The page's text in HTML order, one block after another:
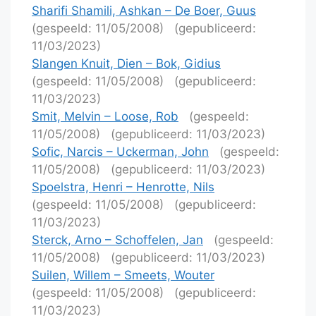
Sharifi Shamili, Ashkan – De Boer, Guus
(gespeeld: 11/05/2008)
(gepubliceerd:
11/03/2023)
Slangen Knuit, Dien – Bok, Gidius
(gespeeld: 11/05/2008)
(gepubliceerd:
11/03/2023)
Smit, Melvin – Loose, Rob
(gespeeld:
11/05/2008)
(gepubliceerd: 11/03/2023)
Sofic, Narcis – Uckerman, John
(gespeeld:
11/05/2008)
(gepubliceerd: 11/03/2023)
Spoelstra, Henri – Henrotte, Nils
(gespeeld: 11/05/2008)
(gepubliceerd:
11/03/2023)
Sterck, Arno – Schoffelen, Jan
(gespeeld:
11/05/2008)
(gepubliceerd: 11/03/2023)
Suilen, Willem – Smeets, Wouter
(gespeeld: 11/05/2008)
(gepubliceerd:
11/03/2023)